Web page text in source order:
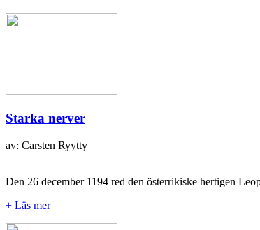
Starka nerver
av: Carsten Ryytty
Den 26 december 1194 red den österrikiske hertigen
+ Läs mer